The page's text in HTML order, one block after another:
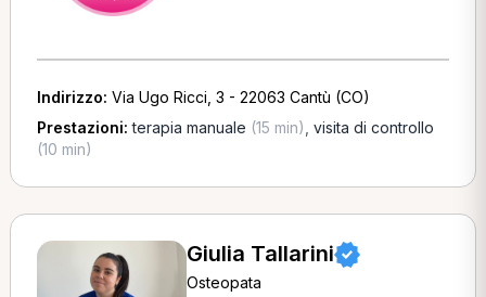
Indirizzo: Via Ugo Ricci, 3 - 22063 Cantù (CO)
Prestazioni:terapia manuale (15 min) visita di controllo
(10 min)
Giulia Tallarini
Osteopata